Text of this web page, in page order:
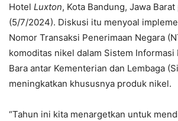
Hotel Luxton, Kota Bandung, Jawa
(5/7/2024). Diskusi itu menyoal
Nomor Transaksi Penerimaan Negara
komoditas nikel dalam Sistem Informasi
Bara antar Kementerian dan Lembaga
meningkatkan khususnya produk nikel.
“Tahun ini kita menargetkan untuk